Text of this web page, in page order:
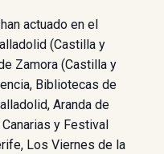
actuado en el
(Castilla y
Zamora (Castilla y
Bibliotecas de
Aranda de
y Festival
Los Viernes de la